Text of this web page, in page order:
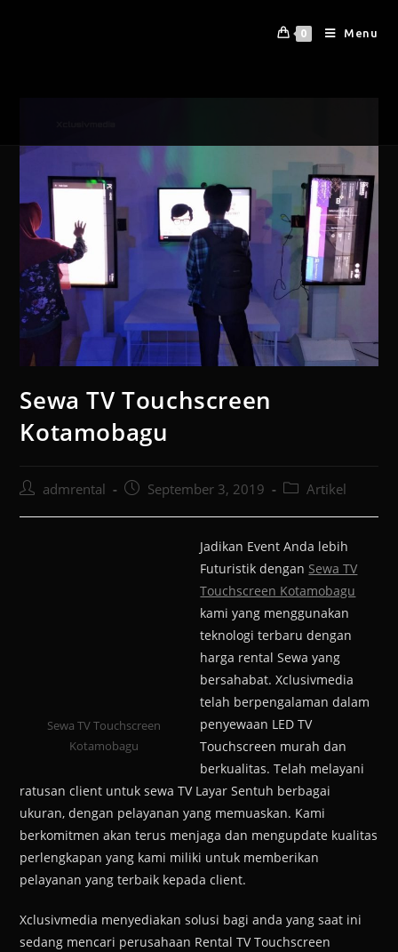
0 Menu
Sewa TV Touchscreen
Kotamobagu
admrental September 3, 2019 Artikel
Sewa TV Touchscreen
Kotamobagu
Jadikan Event Anda lebih
Futuristik dengan Sewa TV
Touchscreen Kotamobagu
kami yang menggunakan
teknologi terbaru dengan
harga rental Sewa yang
bersahabat. Xclusivmedia
telah berpengalaman dalam
penyewaan LED TV
Touchscreen murah dan
berkualitas. Telah melayani
ratusan client untuk sewa TV Layar Sentuh berbagai
ukuran, dengan pelayanan yang memuaskan. Kami
berkomitmen akan terus menjaga dan mengupdate kualitas
perlengkapan yang kami miliki untuk memberikan
pelayanan yang terbaik kepada client.
Xclusivmedia menyediakan solusi bagi anda yang saat ini
sedang mencari perusahaan Rental TV Touchscreen